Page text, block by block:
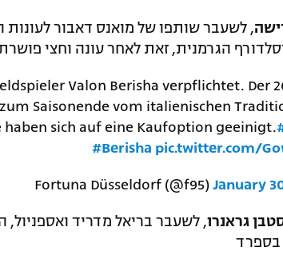
, לשעבר שותפו של מואנס דאבור לעונות
הגרמנית, זאת לאחר עונה וחצי
Valon Berisha verpflichtet. Der
Saisonende vom italienischen
haben sich auf eine Kaufoption geeinigt.
#Berisha pic.twitter.com/
January
גראנרו, לשעבר בריאל מדריד
בספרד